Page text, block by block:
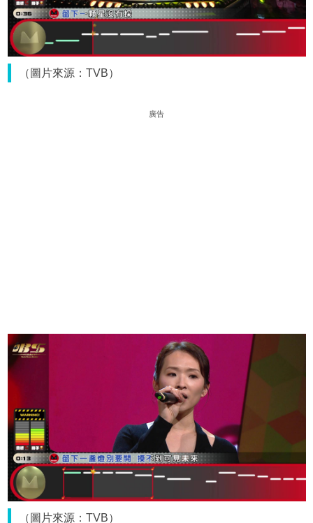
（圖片來源：TVB）
廣告
（圖片來源：TVB）